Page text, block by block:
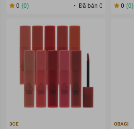
0 (0) Đã bán 0 0 (0)
3CE OBAGI